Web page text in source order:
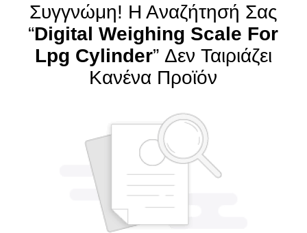
Συγγνώμη! Η Αναζήτησή Σας
“Digital Weighing Scale For
Lpg Cylinder” Δεν Ταιριάζει
Κανένα Προϊόν